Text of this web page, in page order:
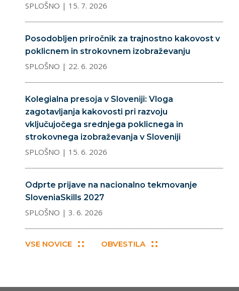
SPLOŠNO | 15. 7. 2026
Posodobljen priročnik za trajnostno kakovost v
poklicnem in strokovnem izobraževanju
SPLOŠNO | 22. 6. 2026
Kolegialna presoja v Sloveniji: Vloga
zagotavljanja kakovosti pri razvoju
vključujočega srednjega poklicnega in
strokovnega izobraževanja v Sloveniji
SPLOŠNO | 15. 6. 2026
Odprte prijave na nacionalno tekmovanje
SloveniaSkills 2027
SPLOŠNO | 3. 6. 2026
VSE NOVICE OBVESTILA